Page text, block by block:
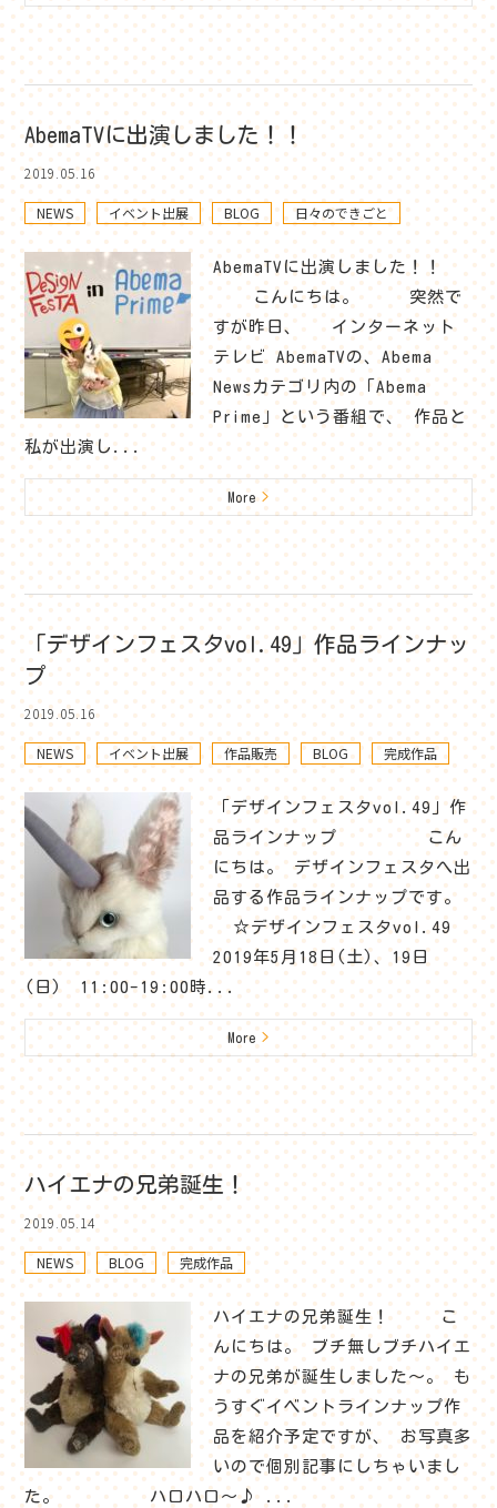
AbemaTVに出演しました！！
2019.05.16
NEWS イベント出展 BLOG 日々のできごと
AbemaTVに出演しました！！
こんにちは。 突然で
すが昨日、 インターネット
テレビ AbemaTVの、Abema
Newsカテゴリ内の「Abema
Prime」という番組で、 作品と
私が出演し...
More>
「デザインフェスタvol.49」作品ラインナッ
プ
2019.05.16
NEWS イベント出展 作品販売 BLOG 完成作品
「デザインフェスタvol.49」作
品ラインナップ こん
にちは。 デザインフェスタへ出
品する作品ラインナップです。
☆デザインフェスタvol.49
2019年5月18日(土)、19日
(日) 11:00-19:00時...
More>
ハイエナの兄弟誕生！
2019.05.14
NEWS BLOG 完成作品
ハイエナの兄弟誕生！ こ
んにちは。 ブチ無しブチハイエ
ナの兄弟が誕生しました～。 も
うすぐイベントラインナップ作
品を紹介予定ですが、 お写真多
いので個別記事にしちゃいまし
た。 ハロハロ～♪ ...